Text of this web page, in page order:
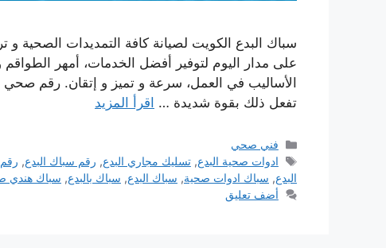
سباك البدع الكويت لصيانة كافة التمديدات الصحية
على مدار اليوم لتوفير أفضل الخدمات، أمهر
الأساليب في العمل، سرعة و تميز و إتقان. رقم صحي
تفعل ذلك بقوة شديدة … اقرأ المزيد
التصنيفات
فني صحي
الوسوم
ادوات صحية البدع,تسليك مجاري البدع, رقم سباك البدع,
البدع, سباك ادوات صحية, سباك البدع, سباك بالبدع, سباك هندي
أضف تعليق